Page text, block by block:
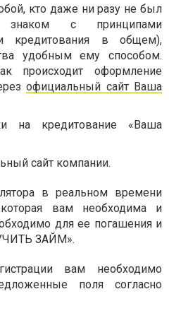
кто даже ни разу не был
с принципами
кредитования в общем),
удобным ему способом.
происходит оформление
официальный сайт Ваша
на кредитование «Ваша
сайт компании.
в реальном времени
вам необходима и
для ее погашения и
ЗАЙМ».
вам необходимо
поля согласно